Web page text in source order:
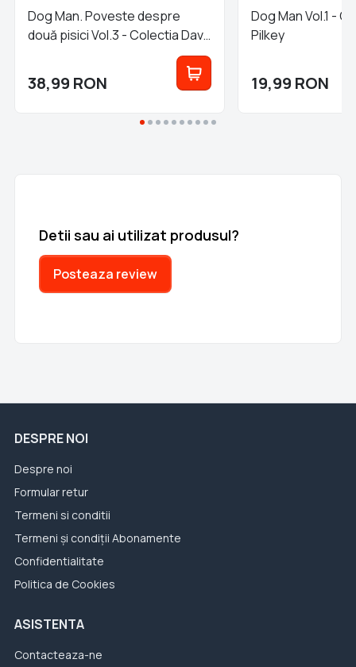
Dog Man. Poveste despre
două pisici Vol.3 - Colectia Dav
38,99 RON
Dog Man Vol.1 -
Pilkey
19,99 RON
Detii sau ai utilizat produsul?
Posteaza review
DESPRE NOI
Despre noi
Formular retur
Termeni si conditii
Termeni și condiții Abonamente
Confidentialitate
Politica de Cookies
ASISTENTA
Contacteaza-ne